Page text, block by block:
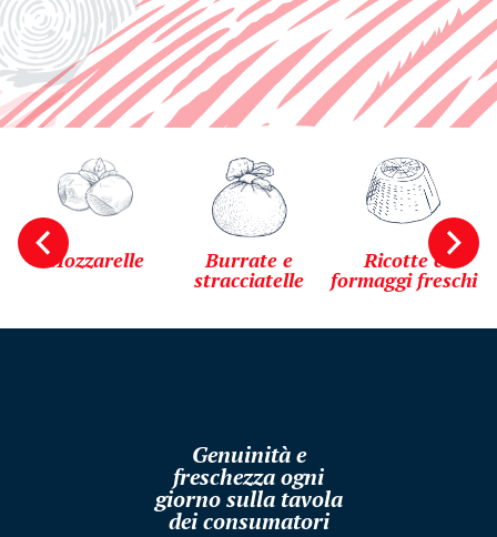
Mozzarelle Burrate e
stracciatelle
Ricotte e
formaggi freschi
Genuinità e
freschezza ogni
giorno sulla tavola
dei consumatori